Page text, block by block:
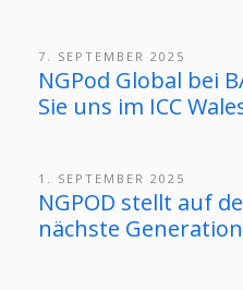
7. SEPTEMBER 2025
NGPod Global bei
Sie uns im ICC
1. SEPTEMBER 2025
NGPOD stellt auf
nächste